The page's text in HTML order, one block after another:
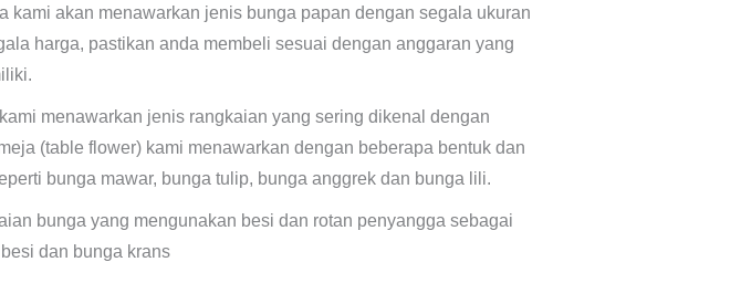
kami akan menawarkan jenis bunga papan dengan segala ukuran
harga, pastikan anda membeli sesuai dengan anggaran yang
menawarkan jenis rangkaian yang sering dikenal dengan
(table flower) kami menawarkan dengan beberapa bentuk dan
bunga mawar, bunga tulip, bunga anggrek dan bunga lili.
bunga yang mengunakan besi dan rotan penyangga sebagai
dan bunga krans